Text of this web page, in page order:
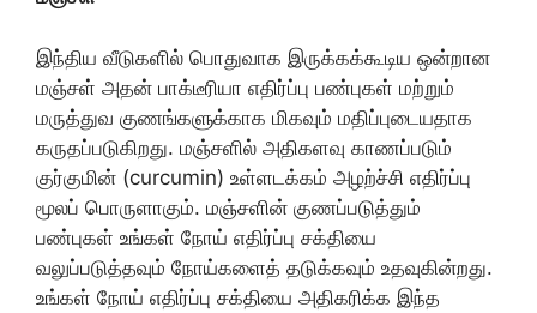
இந்திய வீடுகளில் பொதுவாக இருக்கக்கூடிய ஒன்றான
மஞ்சள் அதன் பாக்டீரியா எதிர்ப்பு பண்புகள் மற்றும்
மருத்துவ குணங்களுக்காக மிகவும் மதிப்புடையதாக
கருதப்படுகிறது. மஞ்சளில் அதிகளவு காணப்படும்
குர்குமின் (curcumin) உள்ளடக்கம் அழற்ச்சி எதிர்ப்பு
மூலப் பொருளாகும். மஞ்சளின் குணப்படுத்தும்
பண்புகள் உங்கள் நோய் எதிர்ப்பு சக்தியை
வலுப்படுத்தவும் நோய்களைத் தடுக்கவும் உதவுகின்றது.
உங்கள் நோய் எதிர்ப்பு சக்தியை அதிகரிக்க இந்த